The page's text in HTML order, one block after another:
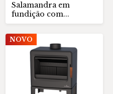
Salamandra em
fundição com...
NOVO